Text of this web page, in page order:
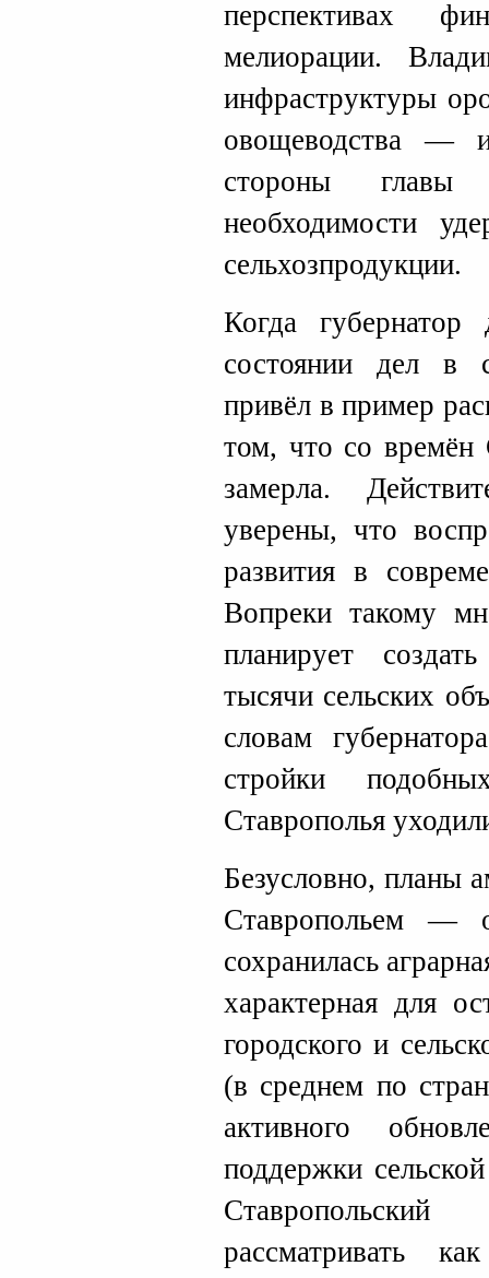
перспективах
мелиорации.
инфраструктуры
овощеводства —
стороны главы
необходимости
сельхозпродукции.
Когда губернатор
состоянии дел в
привёл в пример
том, что со
замерла.
уверены, что
развития в
Вопреки такому
планирует
тысячи сельских
словам
стройки
Ставрополья
Безусловно, планы
Ставропольем —
сохранилась
характерная для
городского и
(в среднем по
активного
поддержки
рассматривать